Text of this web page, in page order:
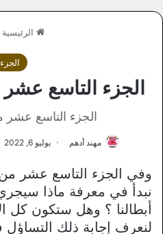
الرئيسية
الجزء
الجزء التاسع
الجزء التاسع عشر
مهند أدهم يوليو 6, 2022
وفي الجزء التاسع عشر
نبدأ في معرفة ماذا
أبطالنا ؟ وهل ستكون كل
لنعرف إجابة ذلك التساؤل